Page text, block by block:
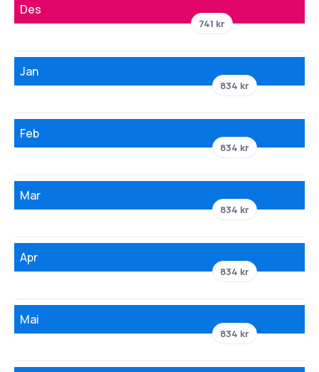
Des
741 kr
Jan
834 kr
Feb
834 kr
Mar
834 kr
Apr
834 kr
Mai
834 kr